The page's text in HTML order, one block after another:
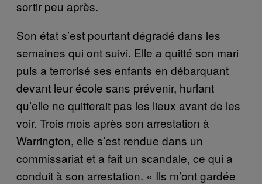
sortir peu après.
Son état s’est pourtant dégradé dans les
semaines qui ont suivi. Elle a quitté son mari
puis a terrorisé ses enfants en débarquant
devant leur école sans prévenir, hurlant
qu’elle ne quitterait pas les lieux avant de les
voir. Trois mois après son arrestation à
Warrington, elle s’est rendue dans un
commissariat et a fait un scandale, ce qui a
conduit à son arrestation. « Ils m’ont gardée